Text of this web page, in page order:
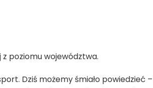
poziomu województwa.
Dziś możemy śmiało powiedzieć